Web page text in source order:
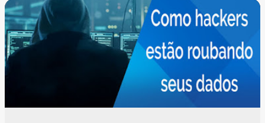
P
o
s
t